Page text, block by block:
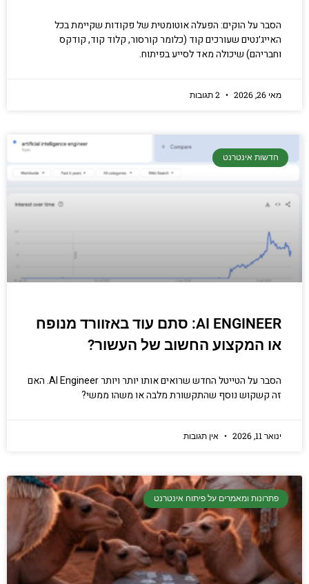
הסבר על הוקים: הפעלה אוטומטית של פקודות שקיימת בכל
האייג׳נטים שעורכים קוד (כלומר קורסור, קלוד קוד, קודקס
וחבריהם) שיכולה מאד לסייע בפיתוח.
מאי 26, 2026
חדשות אינטרנט
AI ENGINEER: סתם עוד באזוורד מנופח
או המקצוע החשוב של העשור?
הסבר על הטייטל החדש שרואים אותו יותר ויותר AI Engineer. האם
זה קשקוש נוסף שהתקשורת מלבה או משהו ממשי?
ינואר 11, 2026 אין תגובות
פתרונות ומאמרים על פיתוח אינטרנט